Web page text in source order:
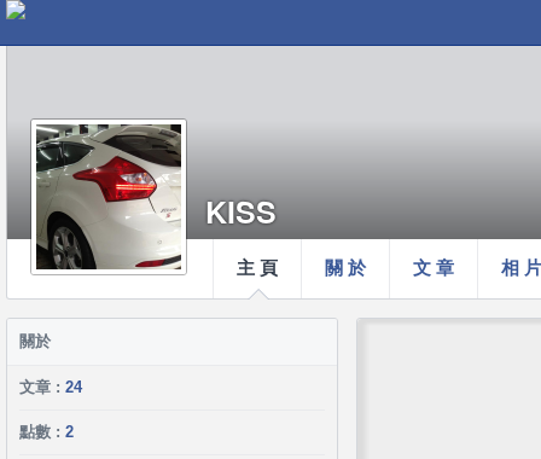
主 頁 關 於 文 章 相 片
KISS
關於
文章 : 24
點數 : 2